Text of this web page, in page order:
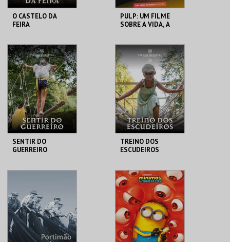
O CASTELO DA
FEIRA
SANTA MARIA DA
FEIRA
MAIS INFO
COMPRAR
PULP: UM FILME
SOBRE A VIDA, A
CASA DO CINEMA
DE COIMBRA
MAIS INFO
COMPRAR
SENTIR DO
GUERREIRO
MAIS INFO
COMPRAR
TREINO DOS
ESCUDEIROS
SANTA MARIA DA
FEIRA
MAIS INFO
COMPRAR